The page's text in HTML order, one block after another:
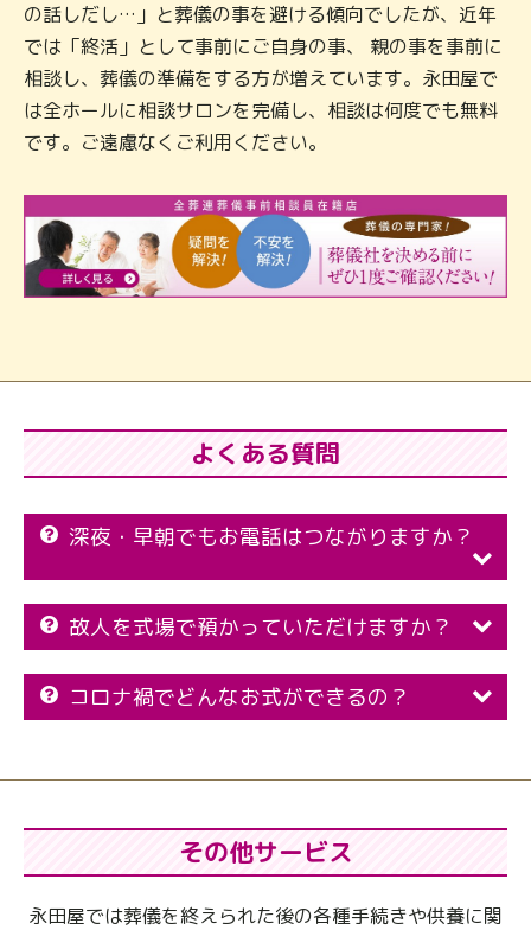
の話しだし…」と葬儀の事を避ける傾向でしたが、近年
では「終活」として事前にご自身の事、 親の事を事前に
相談し、葬儀の準備をする方が増えています。永田屋で
は全ホールに相談サロンを完備し、相談は何度でも無料
です。ご遠慮なくご利用ください。
よくある質問
深夜・早朝でもお電話はつながりますか？
故人を式場で預かっていただけますか？
コロナ禍でどんなお式ができるの？
その他サービス
永田屋では葬儀を終えられた後の各種手続きや供養に関